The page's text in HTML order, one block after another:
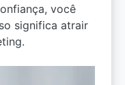
você
significa atrair